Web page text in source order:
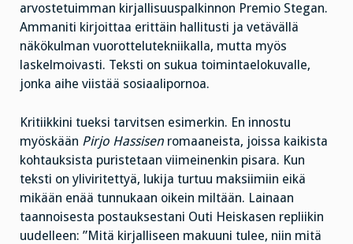
arvostetuimman kirjallisuuspalkinnon Premio Stegan.
Ammaniti kirjoittaa erittäin hallitusti ja vetävällä
näkökulman vuorottelutekniikalla, mutta myös
laskelmoivasti. Teksti on sukua toimintaelokuvalle,
jonka aihe viistää sosiaalipornoa.
Kritiikkini tueksi tarvitsen esimerkin. En innostu
myöskään Pirjo Hassisen romaaneista, joissa kaikista
kohtauksista puristetaan viimeinenkin pisara. Kun
teksti on yliviritettyä, lukija turtuu maksiimiin eikä
mikään enää tunnukaan oikein miltään. Lainaan
taannoisesta postauksestani Outi Heiskasen repliikin
uudelleen: ”Mitä kirjalliseen makuuni tulee, niin mitä